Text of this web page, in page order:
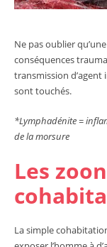
Ne pas oublier
conséquences
transmission
sont touchés.
*Lymphadénite =
de la morsure
Les
La simple